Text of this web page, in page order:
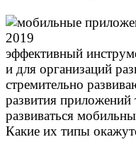
эффективный
и для организаций
стремительно
развития приложений
развиваться
Какие их типы